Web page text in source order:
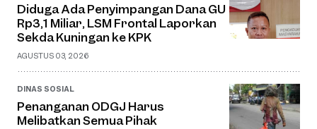
Diduga Ada Penyimpangan Dana GU
Rp3,1 Miliar, LSM Frontal Laporkan
Sekda Kuningan ke KPK
AGUSTUS 03, 2026
DINAS SOSIAL
Penanganan ODGJ Harus
Melibatkan Semua Pihak